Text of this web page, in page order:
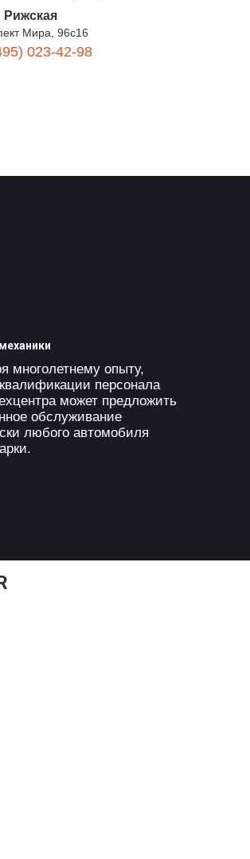
Рижская
Мира, 96с16
023-42-98
многолетнему опыту,
персонала
может предложить
обслуживание
любого автомобиля